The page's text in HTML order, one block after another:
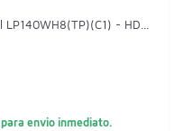
- HD...
envio inmediato.